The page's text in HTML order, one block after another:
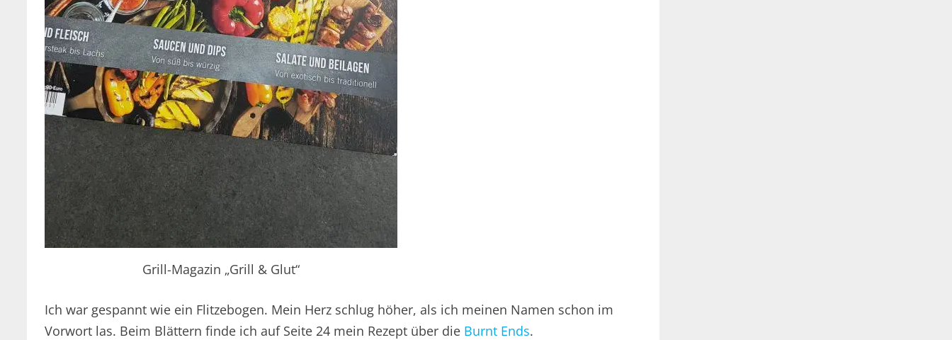
Grill-Magazin „Grill & Glut“
Ich war gespannt wie ein Flitzebogen. Mein Herz schlug höher, als ich meinen Namen schon im
Vorwort las. Beim Blättern finde ich auf Seite 24 mein Rezept über die Burnt Ends.